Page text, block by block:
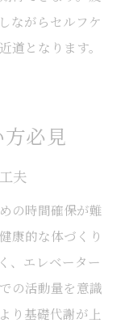
ながらセルフケ
道となります。
必見
夫
の時間確保が難
康的な体づくり
、エレベーター
の活動量を意識
り基礎代謝が上